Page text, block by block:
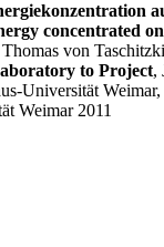
concentrated
Thomas von
to Project,
Universität
Weimar 2011